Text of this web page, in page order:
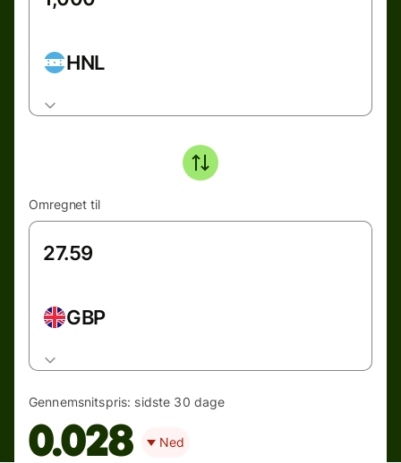
HNL
Omregnet til
GBP
Gennemsnitspris: sidste 30 dage
0.028 Ned